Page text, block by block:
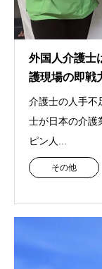
外国人介護士
護現場の即戦
介護士の人手不
士が日本の介護
ピン人...
その他